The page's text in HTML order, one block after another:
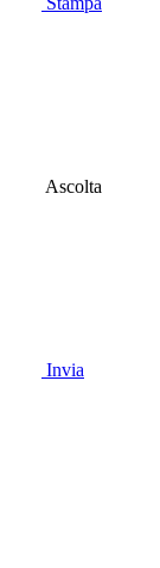
Ascolta
Invia